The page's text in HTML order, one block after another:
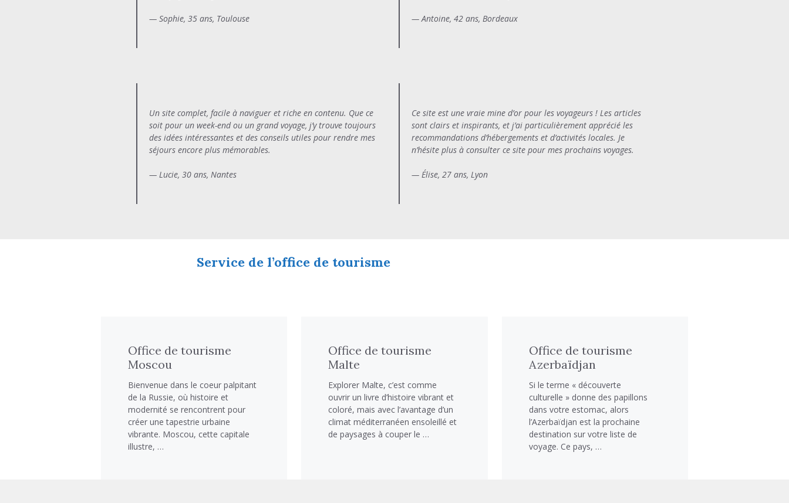
— Sophie, 35 ans, Toulouse — Antoine, 42 ans, Bordeaux
Un site complet, facile à naviguer et riche en contenu. Que ce
soit pour un week-end ou un grand voyage, j’y trouve toujours
des idées intéressantes et des conseils utiles pour rendre mes
séjours encore plus mémorables.
— Lucie, 30 ans, Nantes
Ce site est une vraie mine d’or pour les voyageurs ! Les articles
sont clairs et inspirants, et j’ai particulièrement apprécié les
recommandations d’hébergements et d’activités locales. Je
n’hésite plus à consulter ce site pour mes prochains voyages.
— Élise, 27 ans, Lyon
Service de l’office de tourisme
Office de tourisme
Moscou
Bienvenue dans le coeur palpitant
de la Russie, où histoire et
modernité se rencontrent pour
créer une tapestrie urbaine
vibrante. Moscou, cette capitale
illustre, …
Office de tourisme
Malte
Explorer Malte, c’est comme
ouvrir un livre d’histoire vibrant et
coloré, mais avec l’avantage d’un
climat méditerranéen ensoleillé et
de paysages à couper le …
Office de tourisme
Azerbaïdjan
Si le terme « découverte
culturelle » donne des papillons
dans votre estomac, alors
l’Azerbaïdjan est la prochaine
destination sur votre liste de
voyage. Ce pays, …